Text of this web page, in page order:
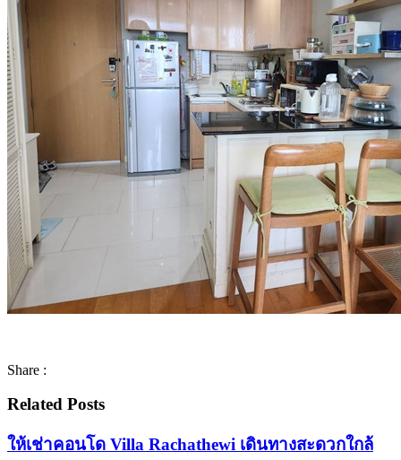
Share :
Related Posts
ให้เช่าคอนโด Villa Rachathewi เดินทางสะดวกใกล้